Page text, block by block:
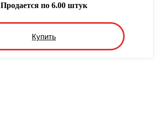
Купить
Продается по 6.00 штук